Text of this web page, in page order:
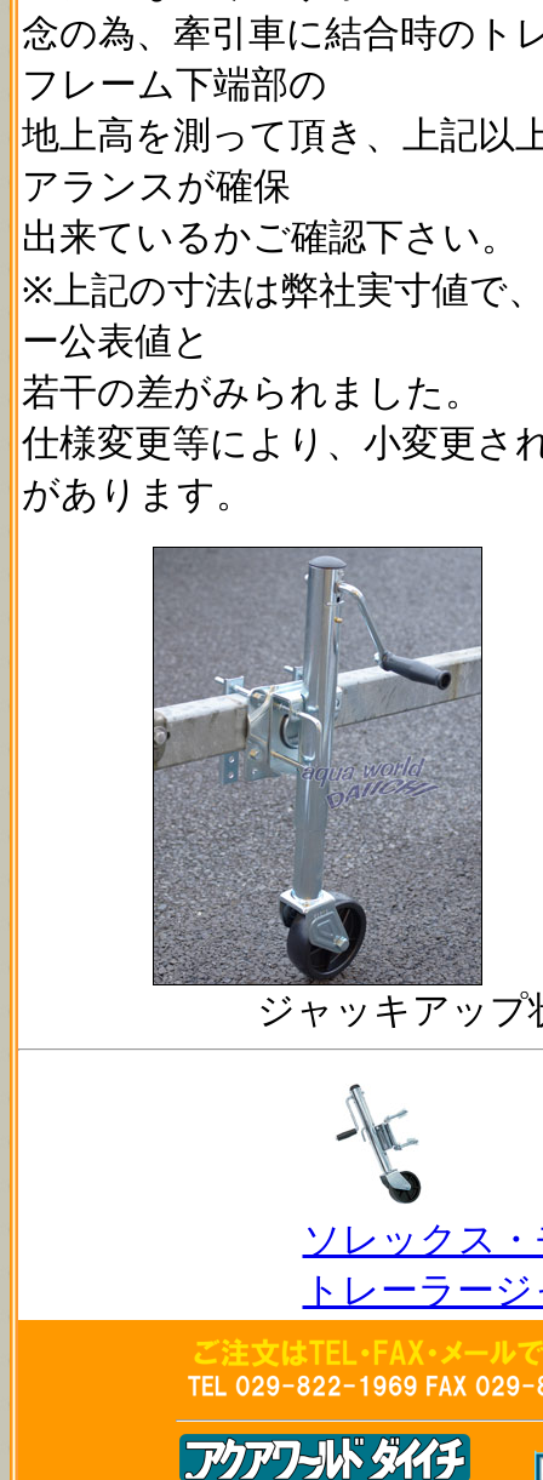
念の為、牽引車に結合時のト
フレーム下端部の
地上高を測って頂き、上記以
アランスが確保
出来ているかご確認下さい。
※上記の寸法は弊社実寸値で
ー公表値と
若干の差がみられました。
仕様変更等により、小変更さ
があります。
ジャッキアップ
ソレックス
トレーラー